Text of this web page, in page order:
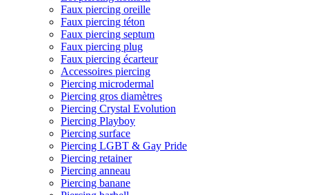
Faux piercing oreille
Faux piercing téton
Faux piercing septum
Faux piercing plug
Faux piercing écarteur
Accessoires piercing
Piercing microdermal
Piercing gros diamètres
Piercing Crystal Evolution
Piercing Playboy
Piercing surface
Piercing LGBT & Gay Pride
Piercing retainer
Piercing anneau
Piercing banane